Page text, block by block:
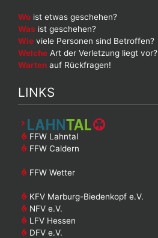
Wo ist etwas geschehen?
Was ist geschehen?
Wie viele Personen sind Betroffen?
Welche Art der Verletzung liegt vor?
Warten auf Rückfragen!
LINKS
FFW Lahntal
FFW Caldern
FFW Wetter
KFV Marburg-Biedenkopf e.V.
NFV e.V.
LFV Hessen
DFV e.V.